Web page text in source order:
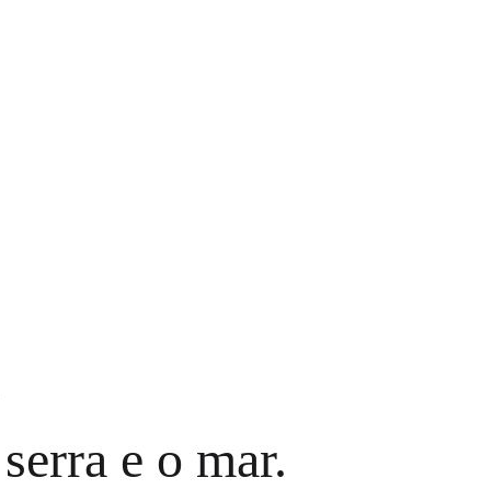
e o mar.